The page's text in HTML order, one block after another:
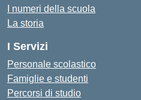
I numeri della scuola
La storia
I Servizi
Personale scolastico
Famiglie e studenti
Percorsi di studio